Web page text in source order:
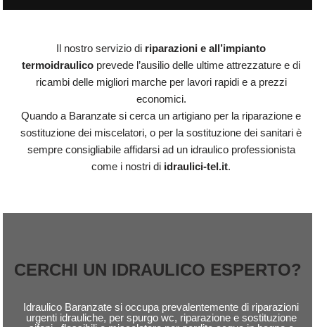
Il nostro servizio di riparazioni e all’impianto
termoidraulico prevede l’ausilio delle ultime attrezzature e di
ricambi delle migliori marche per lavori rapidi e a prezzi
economici.
Quando a Baranzate si cerca un artigiano per la riparazione e
sostituzione dei miscelatori, o per la sostituzione dei sanitari è
sempre consigliabile affidarsi ad un idraulico professionista
come i nostri di idraulici-tel.it.
CERCHI UN IDRAULICO ESPERTO?
Idraulico Baranzate si occupa prevalentemente di riparazioni
urgenti idrauliche, per spurgo wc, riparazione e sostituzione